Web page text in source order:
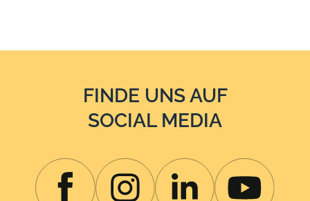
FINDE UNS AUF
SOCIAL MEDIA